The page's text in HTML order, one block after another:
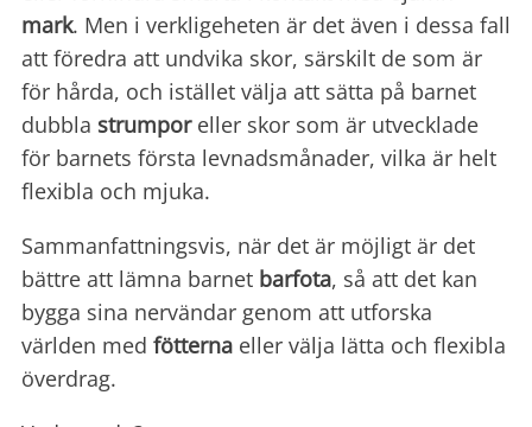
mark. Men i verkligeheten är det även i dessa fall
att föredra att undvika skor, särskilt de som är
för hårda, och istället välja att sätta på barnet
dubbla strumporeller skor som är utvecklade
för barnets första levnadsmånader, vilka är helt
flexibla och mjuka.
Sammanfattningsvis, när det är möjligt är det
bättre att lämna barnet barfota, så att det kan
bygga sina nervändar genom att utforska
världen med fötterna eller välja lätta och flexibla
överdrag.